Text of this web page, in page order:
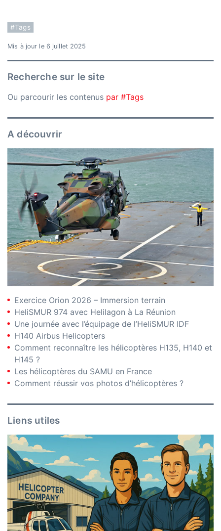
#Tags
Mis à jour le 6 juillet 2025
Recherche sur le site
Ou parcourir les contenus par #Tags
A découvrir
Exercice Orion 2026 – Immersion terrain
HeliSMUR 974 avec Helilagon à La Réunion
Une journée avec l’équipage de l’HeliSMUR IDF
H140 Airbus Helicopters
Comment reconnaître les hélicoptères H135, H140 et
H145 ?
Les hélicoptères du SAMU en France
Comment réussir vos photos d’hélicoptères ?
Liens utiles